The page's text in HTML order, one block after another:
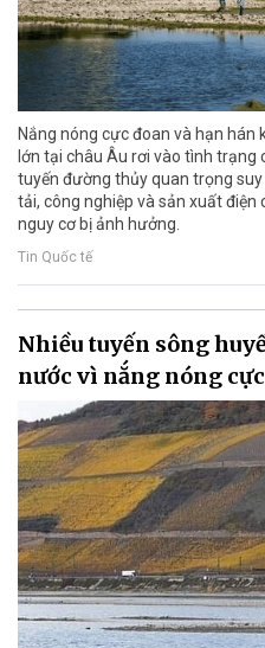
Nắng nóng cực đoan và hạn hán
lớn tại châu Âu rơi vào tình
tuyến đường thủy quan trọng
tải, công nghiệp và sản xuất
nguy cơ bị ảnh hưởng.
Tin Quốc tế
Nhiều tuyến sông
nước vì nắng nóng